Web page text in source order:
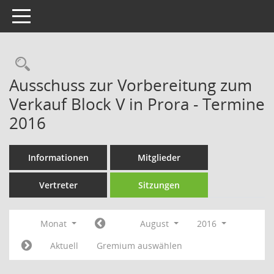
Toggle navigation
Rechercheauswahl
Ausschuss zur Vorbereitung zum
Verkauf Block V in Prora - Termine
2016
Informationen Mitglieder
Vertreter Sitzungen
Monat August
2016
Aktuell
Gremium auswählen